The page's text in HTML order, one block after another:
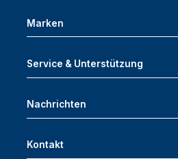
Marken
Service & Unterstützung
Nachrichten
Kontakt